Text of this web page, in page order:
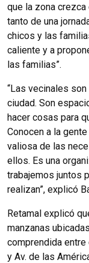
que la zona crezca
tanto de una
chicos y las
caliente y a
las familias”.
“Las vecinales
ciudad. Son
hacer cosas para
Conocen a la
valiosa de las
ellos. Es una
trabajemos juntos
realizan”, explicó
Retamal explicó
manzanas
comprendida entre
y Av. de las